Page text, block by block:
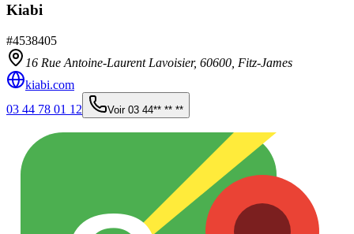
Kiabi
#4538405
16 Rue Antoine-Laurent Lavoisier, 60600 Fitz-James
kiabi.com
03 44 78 01 12
Voir 03 44** ** **